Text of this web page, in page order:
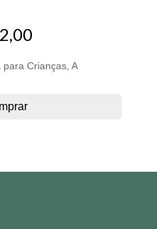
para Crianças, A